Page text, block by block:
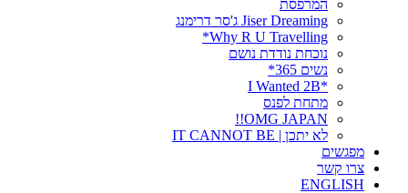
המרפסת
Jiser Dreaming ג'סר דרימנג
Why R U Travelling*
נוכחת נודדת נושם
נשים 365*
*I Wanted 2B
מתחת לפנס
OMG JAPAN!!
לא יתכן | IT CANNOT BE
מפגשים
צרו קשר
ENGLISH